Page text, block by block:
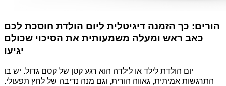
הורים: כך הזמנה דיגיטלית ליום הולדת חוסכת לכם
כאב ראש ומעלה משמעותית את הסיכוי שכולם
יגיעו
יום הולדת לילד או לילדה הוא רגע קטן של קסם גדול. יש בו
התרגשות אמיתית, גאווה הורית, וגם מנה נדיבה של לחץ תפעולי.